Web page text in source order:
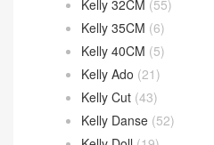
Halzan Mini (30)
Herbag (28)
In the-loop
(14)
Jige Elan (44)
Jypsiere (9)
(1,383)